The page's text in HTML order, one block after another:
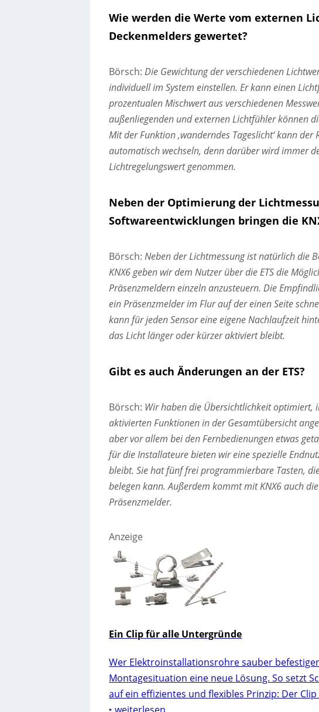
Wie werden die Werte vom externen
Deckenmelders gewertet?
Börsch:Die Gewichtung der verschiedenen
individuell im System einstellen. Er kann einen
prozentualen Mischwert aus verschiedenen
außenliegenden und externen Lichtfühler können
Mit der Funktion ‚wanderndes Tageslicht‘ kann
automatisch wechseln, denn darüber wird immer
Lichtregelungswert genommen.
Neben der Optimierung der
Softwareentwicklungen bringen die
Börsch:Neben der Lichtmessung ist natürlich die
KNX6 geben wir dem Nutzer über die ETS die
Präsenzmeldern einzeln anzusteuern. Die
ein Präsenzmelder im Flur auf der einen Seite
kann für jeden Sensor eine eigene Nachlaufzeit
das Licht länger oder kürzer aktiviert bleibt.
Gibt es auch Änderungen an der ETS?
Börsch: Wir haben die Übersichtlichkeit optimiert,
aktivierten Funktionen in der Gesamtübersicht
aber vor allem bei den Fernbedienungen etwas
für die Installateure bieten wir eine spezielle
bleibt. Sie hat fünf frei programmierbare Tasten,
belegen kann. Außerdem kommt mit KNX6 auch
Präsenzmelder.
Anzeige
Ein Clip für alle Untergründe
Wer Elektroinstallationsrohre sauber
Montagesituation eine neue Lösung. So setzt
auf ein effizientes und flexibles Prinzip: Der